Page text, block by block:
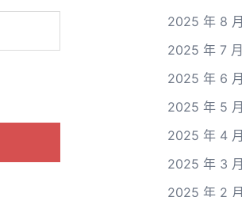
2025 年 8 月
2025 年 7 月
2025 年 6 月
2025 年 5 月
2025 年 4 月
2025 年 3 月
2025 年 2 月